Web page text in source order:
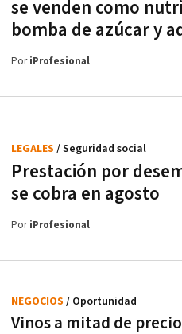
se venden como
bomba de azúcar y
PoriProfesional
Prestación por
se cobra en agosto
LEGALES / Seguridad social
PoriProfesional
Vinos a mitad de
NEGOCIOS / Oportunidad